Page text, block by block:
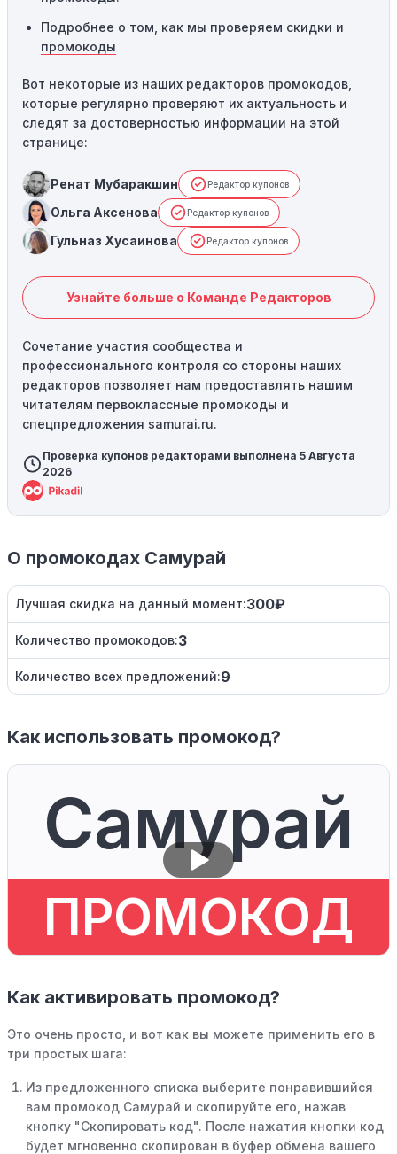
Подробнее о том, как мы проверяем скидки и
промокоды
Вот некоторые из наших редакторов промокодов,
которые регулярно проверяют их актуальность и
следят за достоверностью информации на этой
странице:
Ренат Мубаракшин Редактор купонов
Ольга Аксенова Редактор купонов
Гульназ Хусаинова Редактор купонов
Узнайте больше о Команде Редакторов
Сочетание участия сообщества и
профессионального контроля со стороны наших
редакторов позволяет нам предоставлять нашим
читателям первоклассные промокоды и
спецпредложения samurai.ru.
Проверка купонов редакторами выполнена 5 Августа
2026
О промокодах Самурай
Лучшая скидка на данный момент:300₽
Количество промокодов:3
Количество всех предложений:9
Как использовать промокод?
Самурай
ПРОМОКОД
Как активировать промокод?
Это очень просто, и вот как вы можете применить его в
три простых шага:
Из предложенного списка выберите понравившийся
вам промокод Самурай и скопируйте его, нажав
кнопку "Скопировать код". После нажатия кнопки код
будет мгновенно скопирован в буфер обмена вашего